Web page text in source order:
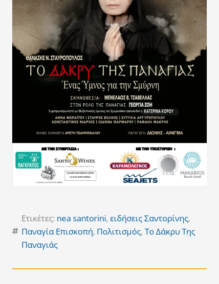
Ετικέτες: nea santorini, ειδήσεις Σαντορίνης,
Παναγία Επισκοπή, Πολιτισμός, Το Δάκρυ Της
Παναγιάς